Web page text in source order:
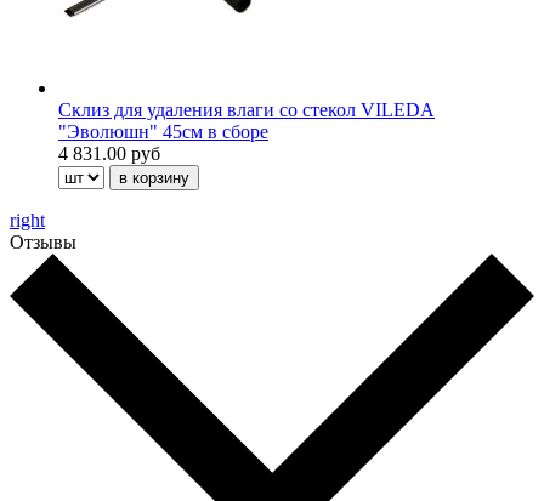
Склиз для удаления влаги со стекол VILEDA
"Эволюшн" 45см в сборе
4 831.00 руб
right
Отзывы